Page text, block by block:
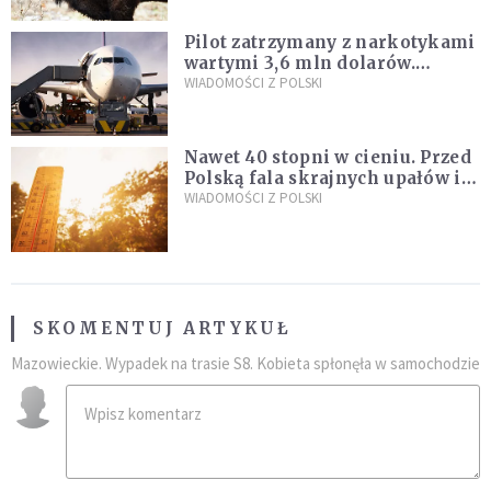
Pilot zatrzymany z narkotykami
wartymi 3,6 mln dolarów.
Śledczy podejrzewają, że latał
WIADOMOŚCI Z POLSKI
Nawet 40 stopni w cieniu. Przed
Polską fala skrajnych upałów i
gwałtowne burze
WIADOMOŚCI Z POLSKI
SKOMENTUJ ARTYKUŁ
Mazowieckie. Wypadek na trasie S8. Kobieta spłonęła w samochodzie